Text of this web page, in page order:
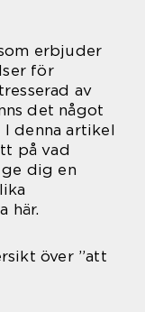
erbjuder
för
av
det något
denna artikel
på vad
dig en
här.
över ”att